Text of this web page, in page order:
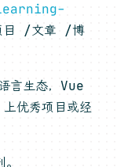
目 /文章 /博
言生态，Vue
优秀项目或经
window)